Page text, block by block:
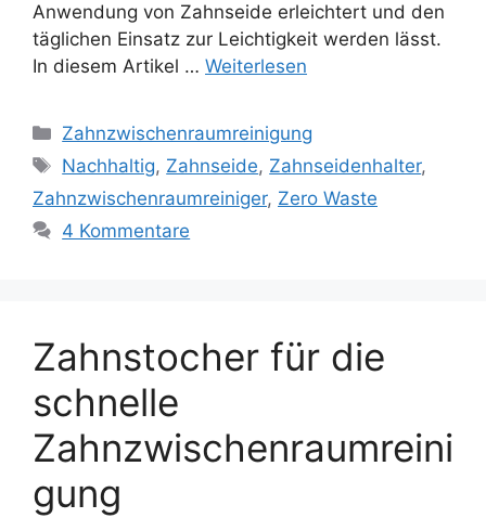
Anwendung von Zahnseide erleichtert und den
täglichen Einsatz zur Leichtigkeit werden lässt.
In diesem Artikel … Weiterlesen
Kategorien
Zahnzwischenraumreinigung
Schlagwörter
Nachhaltig, Zahnseide, Zahnseidenhalter,
Zahnzwischenraumreiniger, Zero Waste
4 Kommentare
Zahnstocher für die
schnelle
Zahnzwischenraumreini
gung